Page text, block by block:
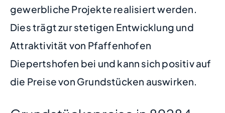
gewerbliche Projekte realisiert werden.
Dies trägt zur stetigen Entwicklung und
Attraktivität von Pfaffenhofen
Diepertshofen bei und kann sich positiv auf
die Preise von Grundstücken auswirken.